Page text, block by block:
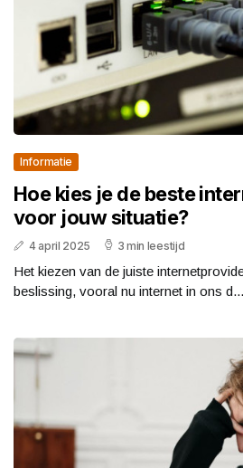
Informatie
Hoe kies je de beste
voor jouw situatie?
4 april 2025 3 min leestijd
Het kiezen van de juiste
beslissing, vooral nu internet in ons d...